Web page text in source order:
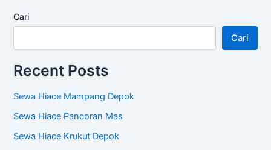
Cari
Cari
Recent Posts
Sewa Hiace Mampang Depok
Sewa Hiace Pancoran Mas
Sewa Hiace Krukut Depok